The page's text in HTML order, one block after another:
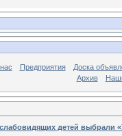
Предприятия
Доска
Архив
детей выбрали